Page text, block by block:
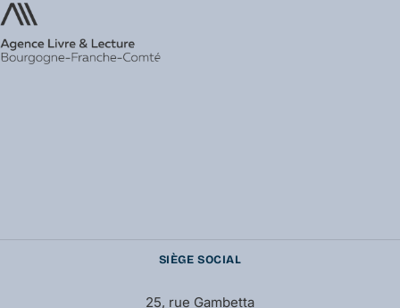
SIÈGE SOCIAL
25, rue Gambetta